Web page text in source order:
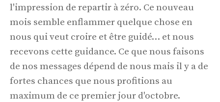
l'impression de repartir à zéro. Ce nouveau
mois semble enflammer quelque chose en
nous qui veut croire et être guidé… et nous
recevons cette guidance. Ce que nous faisons
de nos messages dépend de nous mais il y a de
fortes chances que nous profitions au
maximum de ce premier jour d'octobre.